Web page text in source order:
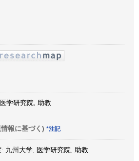
学研究院, 助教
報に基づく) *注記
九州大学, 医学研究院, 助教